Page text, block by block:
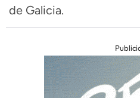
de Galicia.